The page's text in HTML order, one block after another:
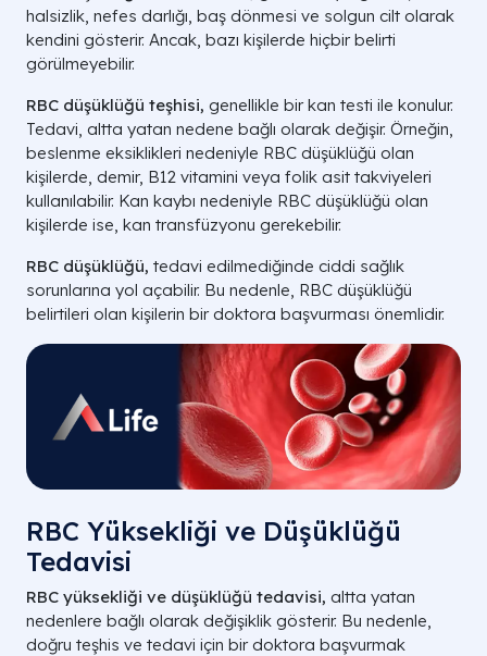
halsizlik, nefes darlığı, baş dönmesi ve solgun cilt olarak
kendini gösterir. Ancak, bazı kişilerde hiçbir belirti
görülmeyebilir.
RBC düşüklüğü teşhisi, genellikle bir kan testi ile konulur.
Tedavi, altta yatan nedene bağlı olarak değişir. Örneğin,
beslenme eksiklikleri nedeniyle RBC düşüklüğü olan
kişilerde, demir, B12 vitamini veya folik asit takviyeleri
kullanılabilir. Kan kaybı nedeniyle RBC düşüklüğü olan
kişilerde ise, kan transfüzyonu gerekebilir.
RBC düşüklüğü, tedavi edilmediğinde ciddi sağlık
sorunlarına yol açabilir. Bu nedenle, RBC düşüklüğü
belirtileri olan kişilerin bir doktora başvurması önemlidir.
RBC Yüksekliği ve Düşüklüğü
Tedavisi
RBC yüksekliği ve düşüklüğü tedavisi, altta yatan
nedenlere bağlı olarak değişiklik gösterir. Bu nedenle,
doğru teşhis ve tedavi için bir doktora başvurmak